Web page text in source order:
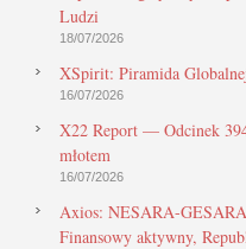
Ludzi
18/07/2026
XSpirit: Piramida
16/07/2026
X22 Report — Odcinek
młotem
16/07/2026
Axios: NESARA-
Finansowy aktywny,